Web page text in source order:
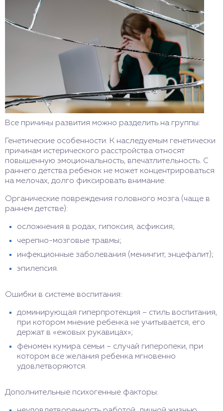
Все причины развития можно разделить на группы:
Генетические особенности. К наследуемым генетически
причинам истерического расстройства относят
повышенную эмоциональность, впечатлительность. С
раннего детства ребенок не может концентрироваться
на мелочах, долго фиксировать внимание.
Органические повреждения головного мозга (чаще в
раннем детстве):
осложнения в родах, гипоксия, асфиксия;
черепно-мозговые травмы;
инфекционные заболевания (менингит, энцефалит);
эпилепсия.
Ошибки в системе воспитания:
доминирующая гиперпротекция – стиль воспитания,
при котором мнение ребенка не учитывается, его
держат в «ежовых рукавицах»;
феномен кумира семьи – случай гиперопеки, при
котором все желания ребенка мгновенно
удовлетворяются.
Дополнительные психогенные факторы: